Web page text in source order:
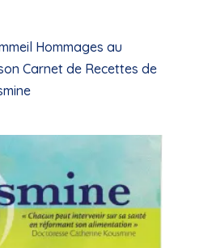
Hommages au
Carnet de Recettes de